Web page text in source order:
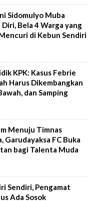
Sidomulyo Muba
Diri, Bela 4 Warga yang
di Kebun Sendiri
KPK: Kasus Febrie
Harus Dikembangkan
dan Samping
Menuju Timnas
Garudayaksa FC Buka
bagi Talenta Muda
Sendiri, Pengamat
Ada Sosok